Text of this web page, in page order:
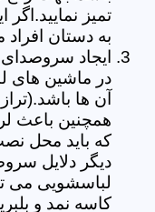
تمیز
به دستان
ایجاد
در ماشین های
آن ها
همچنین باعث
که باید محل
دیگر دلایل
لباسشویی می
کاسه نمد و